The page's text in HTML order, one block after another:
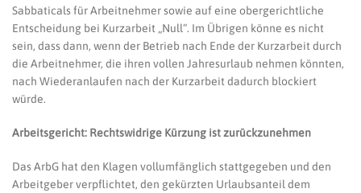
Sabbaticals für Arbeitnehmer sowie auf eine obergerichtliche
Entscheidung bei Kurzarbeit „Null“. Im Übrigen könne es nicht
sein, dass dann, wenn der Betrieb nach Ende der Kurzarbeit durch
die Arbeitnehmer, die ihren vollen Jahresurlaub nehmen könnten,
nach Wiederanlaufen nach der Kurzarbeit dadurch blockiert
würde.
Arbeitsgericht: Rechtswidrige Kürzung ist zurückzunehmen
Das ArbG hat den Klagen vollumfänglich stattgegeben und den
Arbeitgeber verpflichtet, den gekürzten Urlaubsanteil dem